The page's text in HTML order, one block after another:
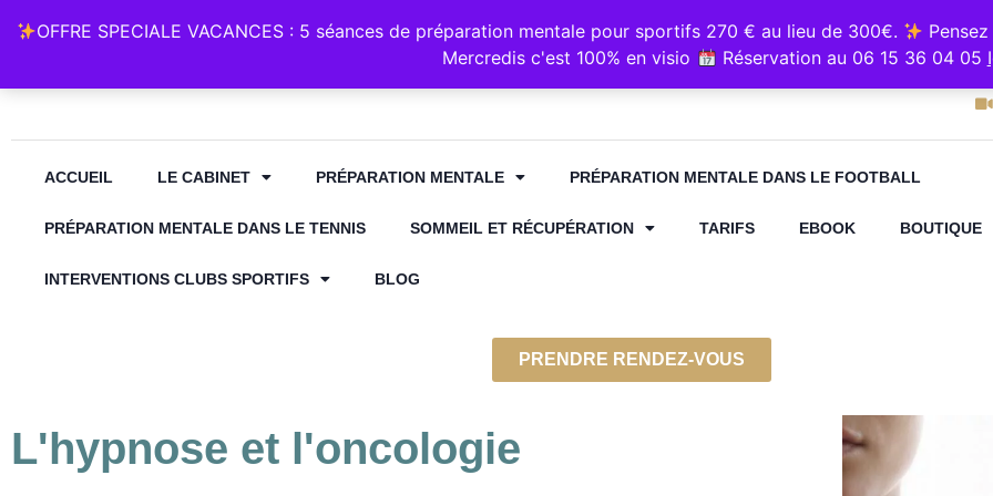
06 15 36 04 05
Cabinet
ACCUEIL LE CABINET PRÉPARATION MENTALE PRÉPARATION MENTALE DANS LE FOOTBALL
PRÉPARATION MENTALE DANS LE TENNIS SOMMEIL ET RÉCUPÉRATION TARIFS EBOOK BOUTIQUE
INTERVENTIONS CLUBS SPORTIFS BLOG
PRENDRE RENDEZ-VOUS
L'hypnose et l'oncologie
OFFRE SPECIALE VACANCES : 5 séances de préparation mentale pour sportifs 270 € au lieu de 300€.
Mercredis c'est 100% en visio
Réservation au 06 15 36 04 05